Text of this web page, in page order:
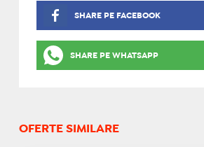
SHARE PE FACEBOOK
SHARE PE WHATSAPP
OFERTE SIMILARE